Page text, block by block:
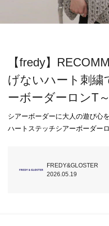
【fredy】
げないハート刺繍
ーボーダーロンT～
シアーボーダーに大人の遊び心
ハートステッチシアーボーダー
FREDY&GLOSTER
2026.05.19